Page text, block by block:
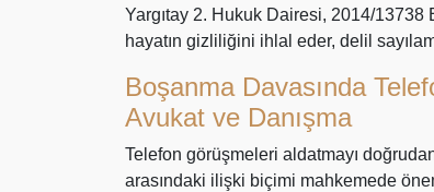
Yargıtay 2. Hukuk Dairesi, 2014/13738
hayatın gizliliğini ihlal eder, delil
Boşanma Davasında
Avukat ve Danışma
Telefon görüşmeleri aldatmayı
arasındaki ilişki biçimi mahkemede